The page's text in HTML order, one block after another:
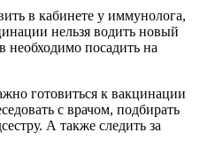
в кабинете у иммунолога,
нельзя водить новый
необходимо посадить на
готовиться к вакцинации
с врачом, подбирать
А также следить за